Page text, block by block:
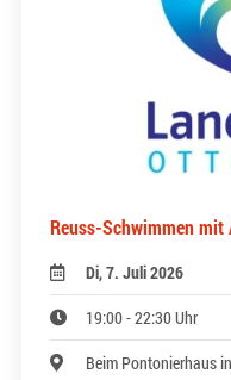
Reuss-Schwimmen mit
Di, 7. Juli 2026
19:00 - 22:30 Uhr
Beim Pontonierhaus